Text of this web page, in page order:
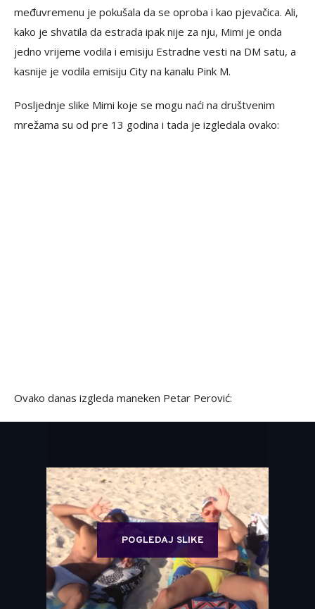
međuvremenu je pokušala da se oproba i kao pjevačica. Ali,
kako je shvatila da estrada ipak nije za nju, Mimi je onda
jedno vrijeme vodila i emisiju Estradne vesti na DM satu, a
kasnije je vodila emisiju City na kanalu Pink M.
Posljednje slike Mimi koje se mogu naći na društvenim
mrežama su od pre 13 godina i tada je izgledala ovako:
Ovako danas izgleda maneken Petar Perović:
POGLEDAJ SLIKE